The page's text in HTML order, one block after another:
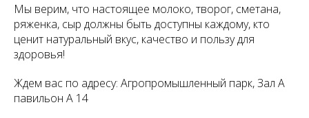
Мы верим, что настоящее молоко, творог, сметана,
ряженка, сыр должны быть доступны каждому, кто
ценит натуральный вкус, качество и пользу для
здоровья!
Ждем вас по адресу: Агропромышленный парк, Зал А
павильон А 14